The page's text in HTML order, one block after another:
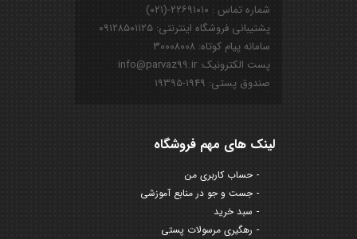
شماره تماس : ۲۲۶۹۱۰۱۰-(۰۲۱)
پشتیبانی فروشگاه اینترنتی: ۰۹۱۲۸۵۰۱۱۲۵
سامانه پیام کوتاه: ۳۰۰۰۸۰۰۸
پست الکترونیک: info@parvaz99.ir
صندوق پستی: ۱۹۴۹-۱۹۳۹۵
لینک های مهم فروشگاه
حساب کاربری من
جست و جو در منابع آموزشی
سبد خرید
رهگیری مرسولات پستی